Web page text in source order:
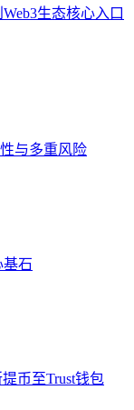
生态核心入口
与多重风险
基石
币至Trust钱包